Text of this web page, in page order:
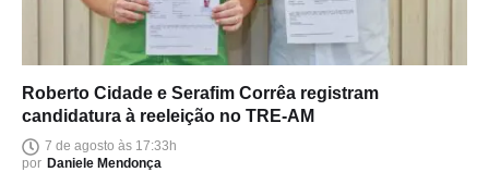
Roberto Cidade e Serafim Corrêa registram
candidatura à reeleição no TRE-AM
7 de agosto às 17:33h
por Daniele Mendonça